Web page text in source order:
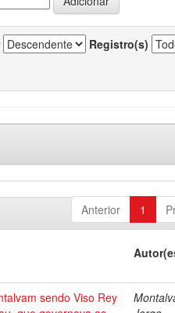
Registro(s)
Anterior 1
sendo Viso Rey